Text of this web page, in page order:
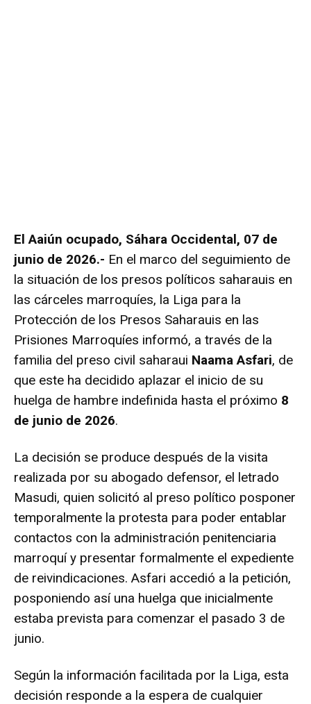
El Aaiún ocupado, Sáhara Occidental, 07 de
junio de 2026.- En el marco del seguimiento de
la situación de los presos políticos saharauis en
las cárceles marroquíes, la Liga para la
Protección de los Presos Saharauis en las
Prisiones Marroquíes informó, a través de la
familia del preso civil saharaui Naama Asfari, de
que este ha decidido aplazar el inicio de su
huelga de hambre indefinida hasta el próximo 8
de junio de 2026.
La decisión se produce después de la visita
realizada por su abogado defensor, el letrado
Masudi, quien solicitó al preso político posponer
temporalmente la protesta para poder entablar
contactos con la administración penitenciaria
marroquí y presentar formalmente el expediente
de reivindicaciones. Asfari accedió a la petición,
posponiendo así una huelga que inicialmente
estaba prevista para comenzar el pasado 3 de
junio.
Según la información facilitada por la Liga, esta
decisión responde a la espera de cualquier